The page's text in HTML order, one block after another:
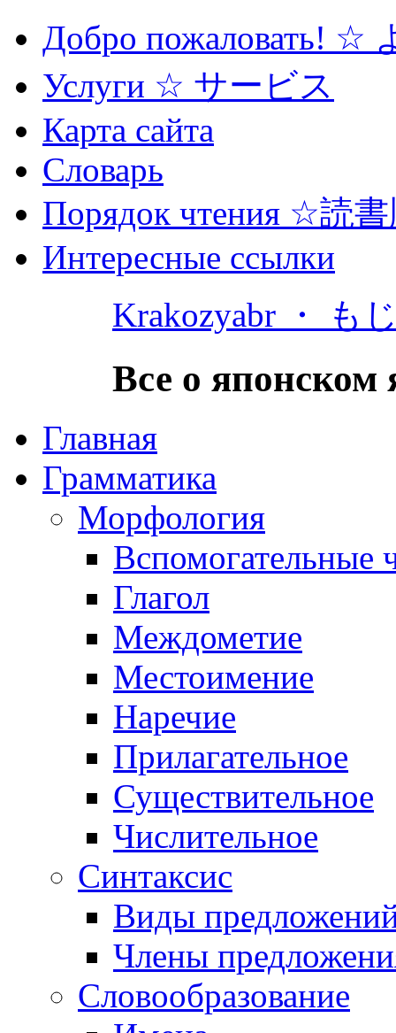
Добро пожаловать! ☆
Услуги ☆ サービス
Карта сайта
Словарь
Порядок чтения ☆読
Интересные ссылки
Krakozyabr ・ も
Все о японском
Главная
Грамматика
Морфология
Вспомогательные
Глагол
Междометие
Местоимение
Наречие
Прилагательное
Существительное
Числительное
Синтаксис
Виды
Члены
Словообразование